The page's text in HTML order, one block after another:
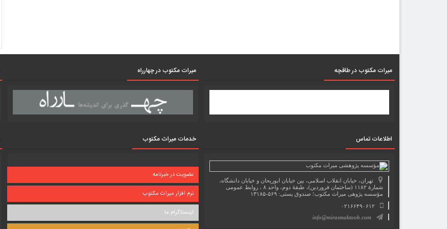
میرات مکتوب در طاقچه
اطلاعات تماس
تهران، خیابان انقلاب اسلامی، بین خیابان ابوریحان و خیابان دانشگاه،
شمارۀ ۱۱۸۲ (ساختمان فروردین)، طبقۀ دوم، واحد ۸ ، روابط عمومی
مؤسسه پژوهی میراث مکتوب؛ صندوق پستی: ۵۶۹-۱۳۱۸۵
۰۲۱۶۶۴۹۰۶۱۲
info@mirasmaktoob.com
میرات مکتوب در چهارراه
خدمات میراث مکتوب
عضویت در خبرنامه
نرم افزار میراث مکتوب
اینستاگرام ما